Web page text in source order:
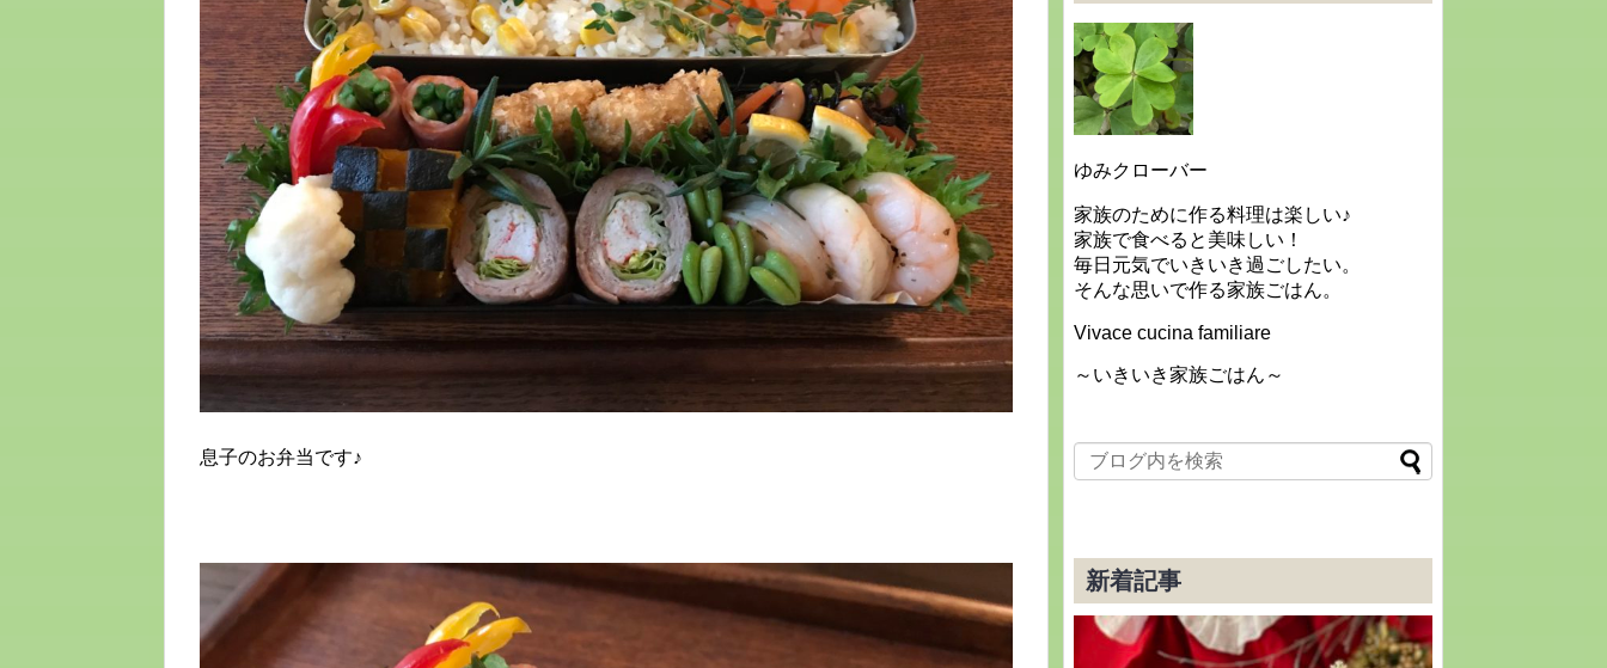
息子のお弁当です♪
ゆみクローバー
家族のために作る料理は楽しい♪
家族で食べると美味しい！
毎日元気でいきいき過ごしたい。
そんな思いで作る家族ごはん。
Vivace cucina familiare
～いきいき家族ごはん～
新着記事